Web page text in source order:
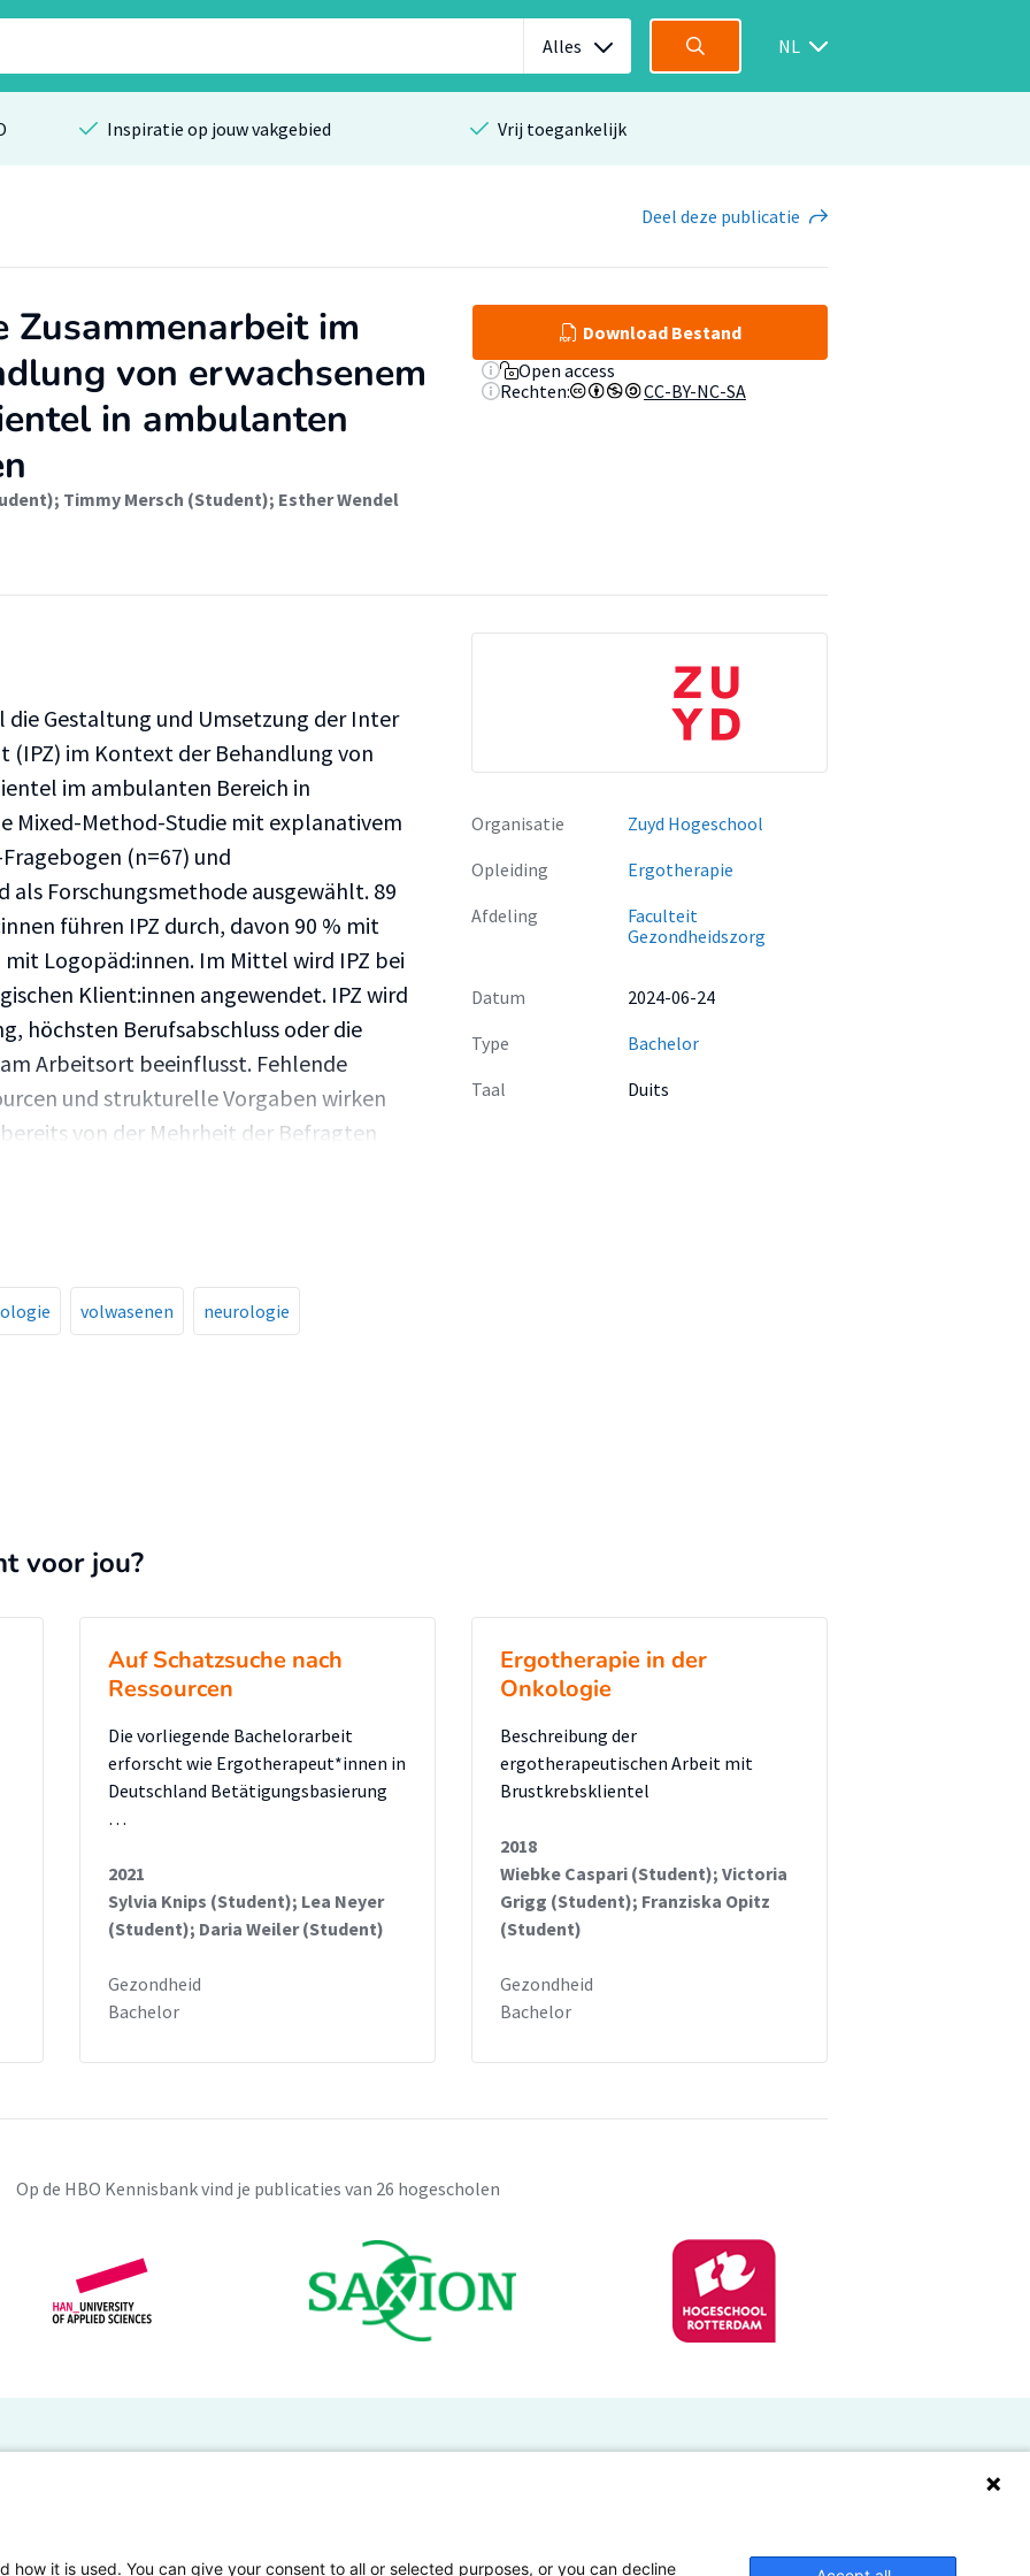
Alles NL
Inspiratie op jouw vakgebied Vrij toegankelijk
Deel deze publicatie
im
von erwachsenem
in ambulanten
; Timmy Mersch (Student); Esther Wendel
Download Bestand
Open access
Rechten:
CC-BY-NC-SA
die Gestaltung und Umsetzung der Inter
(IPZ) im Kontext der Behandlung von
im ambulanten Bereich in
Mixed-Method-Studie mit explanativem
(n=67) und
als Forschungsmethode ausgewählt. 89
führen IPZ durch, davon 90 % mit
Logopäd:innen. Im Mittel wird IPZ bei
Klient:innen angewendet. IPZ wird
höchsten Berufsabschluss oder die
Arbeitsort beeinflusst. Fehlende
und strukturelle Vorgaben wirken
von der Mehrheit der Befragten
von Hindernissen für die
gesteigert werden.
volwasenen neurologie
Organisatie
Zuyd Hogeschool
Opleiding
Ergotherapie
Afdeling
Faculteit
Gezondheidszorg
Datum
2024-06-24
Type
Bachelor
Taal
Duits
voor jou?
Auf Schatzsuche nach
Ressourcen
Die vorliegende Bachelorarbeit
erforscht wie Ergotherapeut*innen in
Deutschland Betätigungsbasierung
…
2021
Sylvia Knips (Student); Lea Neyer
(Student); Daria Weiler (Student)
Gezondheid
Bachelor
Ergotherapie in der
Onkologie
Beschreibung der
ergotherapeutischen Arbeit mit
Brustkrebsklientel
2018
Wiebke Caspari (Student); Victoria
Grigg (Student); Franziska Opitz
(Student)
Gezondheid
Bachelor
Op de HBO Kennisbank vind je publicaties van 26 hogescholen
onderzoek publiceren
Veelgestelde vragen
Lectoren en onderzoekers
it is used. You can give your consent to all or selected purposes, or you can decline